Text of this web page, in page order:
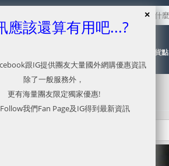
已停止更新
有關取貨點
9折優惠
應該還算有用吧...?
跟IG提供團友大量國外網購優惠資訊
除了一般服務外，
更有海量團友限定獨家優惠!
我們Fan Page及IG得到最新資訊